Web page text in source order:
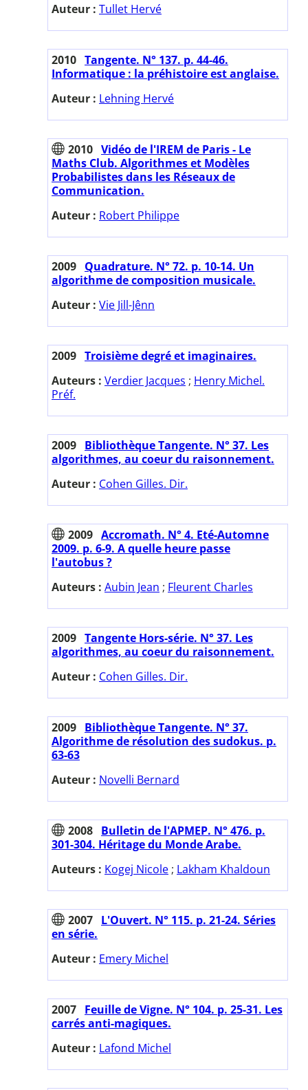
Auteur : Tullet Hervé
2010 Tangente. N° 137. p. 44-46.
Informatique : la préhistoire est anglaise.
Auteur : Lehning Hervé
2010 Vidéo de l'IREM de Paris - Le
Maths Club. Algorithmes et Modèles
Probabilistes dans les Réseaux de
Communication.
Auteur : Robert Philippe
2009 Quadrature. N° 72. p. 10-14. Un
algorithme de composition musicale.
Auteur : Vie Jill-Jênn
2009 Troisième degré et imaginaires.
Auteurs : Verdier Jacques ; Henry Michel.
Préf.
2009 Bibliothèque Tangente. N° 37. Les
algorithmes, au coeur du raisonnement.
Auteur : Cohen Gilles. Dir.
2009 Accromath. N° 4. Eté-Automne
2009. p. 6-9. A quelle heure passe
l'autobus ?
Auteurs : Aubin Jean ; Fleurent Charles
2009 Tangente Hors-série. N° 37. Les
algorithmes, au coeur du raisonnement.
Auteur : Cohen Gilles. Dir.
2009 Bibliothèque Tangente. N° 37.
Algorithme de résolution des sudokus. p.
63-63
Auteur : Novelli Bernard
2008 Bulletin de l'APMEP. N° 476. p.
301-304. Héritage du Monde Arabe.
Auteurs : Kogej Nicole ; Lakham Khaldoun
2007 L'Ouvert. N° 115. p. 21-24. Séries
en série.
Auteur : Emery Michel
2007 Feuille de Vigne. N° 104. p. 25-31. Les
carrés anti-magiques.
Auteur : Lafond Michel